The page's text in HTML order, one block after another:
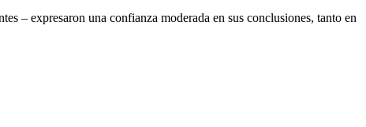
– expresaron una confianza moderada en sus conclusiones, tanto en